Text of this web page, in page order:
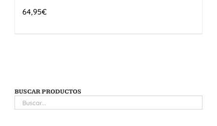
64,95€
BUSCAR PRODUCTOS